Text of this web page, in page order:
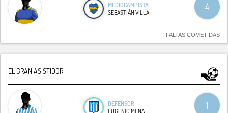
MEDIOCAMPISTA
SEBASTIÁN VILLA
4
FALTAS COMETIDAS
EL GRAN ASISTIDOR
DEFENSOR
EUGENIO MENA
1